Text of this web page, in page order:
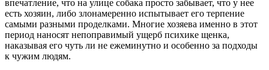
впечатление, что на улице собака просто забывает, что у нее
есть хозяин, либо злонамеренно испытывает его терпение
самыми разными проделками. Многие хозяева именно в этот
период наносят непоправимый ущерб психике щенка,
наказывая его чуть ли не ежеминутно и особенно за подходы
к чужим людям.